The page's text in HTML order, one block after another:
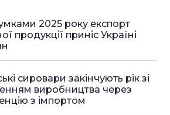
2025 року експорт
продукції приніс Україні
сировари закінчують рік зі
виробництва через
з імпортом